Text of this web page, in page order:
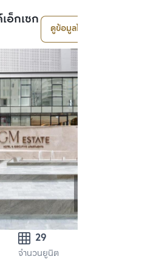
อ็กเซก
ดูข้อมูลโครงการ
29
จำนวนยูนิต